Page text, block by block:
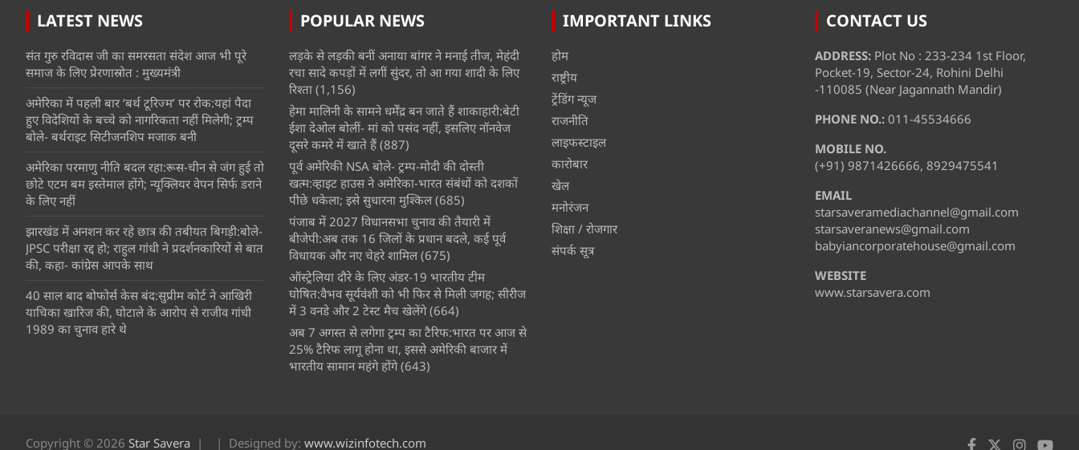
LATEST NEWS
संत गुरु रविदास जी का समरसता संदेश आज भी पूरे
समाज के लिए प्रेरणास्रोत : मुख्यमंत्री
अमेरिका में पहली बार ‘बर्थ टूरिज्म’ पर रोक:यहां पैदा
हुए विदेशियों के बच्चे को नागरिकता नहीं मिलेगी; ट्रम्प
बोले- बर्थराइट सिटीजनशिप मजाक बनी
अमेरिका परमाणु नीति बदल रहा:रूस-चीन से जंग हुई तो
छोटे एटम बम इस्तेमाल होंगे; न्यूक्लियर वेपन सिर्फ डराने
के लिए नहीं
झारखंड में अनशन कर रहे छात्र की तबीयत बिगड़ी:बोले-
JPSC परीक्षा रद्द हो; राहुल गांधी ने प्रदर्शनकारियों से बात
की, कहा- कांग्रेस आपके साथ
40 साल बाद बोफोर्स केस बंद:सुप्रीम कोर्ट ने आखिरी
याचिका खारिज की, घोटाले के आरोप से राजीव गांधी
1989 का चुनाव हारे थे
POPULAR NEWS
लड़के से लड़की बनीं अनाया बांगर ने मनाई तीज, मेहंदी
रचा सादे कपड़ों में लगीं सुंदर, तो आ गया शादी के लिए
रिश्ता (1,156)
हेमा मालिनी के सामने धर्मेंद्र बन जाते हैं शाकाहारी:बेटी
ईशा देओल बोलीं- मां को पसंद नहीं, इसलिए नॉनवेज
दूसरे कमरे में खाते हैं (887)
पूर्व अमेरिकी NSA बोले- ट्रम्प-मोदी की दोस्ती
खत्म:व्हाइट हाउस ने अमेरिका-भारत संबंधों को दशकों
पीछे धकेला; इसे सुधारना मुश्किल (685)
पंजाब में 2027 विधानसभा चुनाव की तैयारी में
बीजेपी:अब तक 16 जिलों के प्रधान बदले, कई पूर्व
विधायक और नए चेहरे शामिल (675)
ऑस्ट्रेलिया दौरे के लिए अंडर-19 भारतीय टीम
घोषित:वैभव सूर्यवंशी को भी फिर से मिली जगह; सीरीज
में 3 वनडे और 2 टेस्ट मैच खेलेंगे (664)
अब 7 अगस्त से लगेगा ट्रम्प का टैरिफ:भारत पर आज से
25% टैरिफ लागू होना था, इससे अमेरिकी बाजार में
भारतीय सामान महंगे होंगे (643)
IMPORTANT LINKS
होम
राष्ट्रीय
ट्रेंडिंग न्यूज
राजनीति
लाइफस्टाइल
कारोबार
खेल
मनोरंजन
शिक्षा / रोजगार
संपर्क सूत्र
CONTACT US
ADDRESS: Plot No : 233-234 1st Floor,
Pocket-19, Sector-24, Rohini Delhi
-110085 (Near Jagannath Mandir)
PHONE NO.: 011-45534666
MOBILE NO.
(+91) 9871426666, 8929475541
EMAIL
starsaveramediachannel@gmail.com
starsaveranews@gmail.com
babyiancorporatehouse@gmail.com
WEBSITE
www.starsavera.com
Copyright © 2026 Star Savera Designed by: www.wizinfotech.com